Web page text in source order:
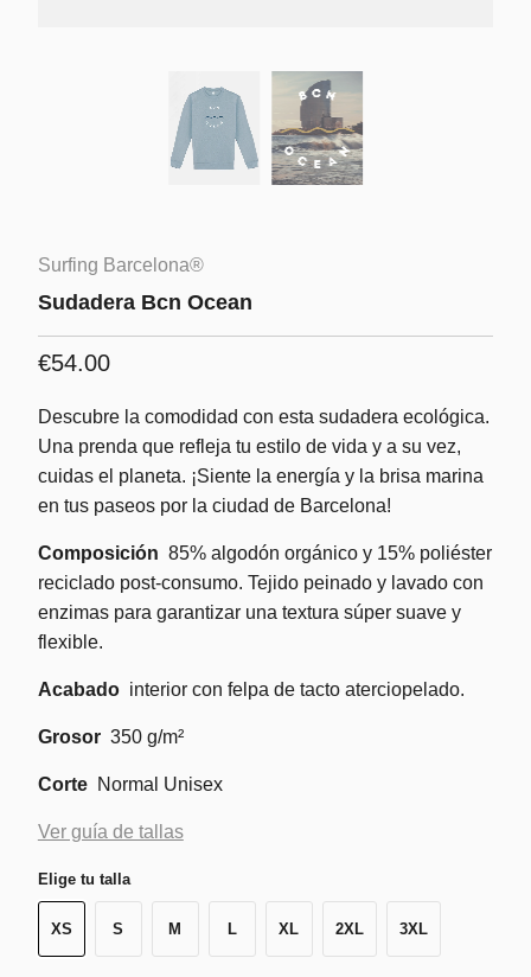
Surfing Barcelona®
Sudadera Bcn Ocean
€54.00
Descubre la comodidad con esta sudadera ecológica.
Una prenda que refleja tu estilo de vida y a su vez,
cuidas el planeta. ¡Siente la energía y la brisa marina
en tus paseos por la ciudad de Barcelona!
Composición 85% algodón orgánico y 15% poliéster
reciclado post-consumo. Tejido peinado y lavado con
enzimas para garantizar una textura súper suave y
flexible.
Acabado interior con felpa de tacto aterciopelado.
Grosor 350 g/m²
CorteNormal Unisex
Ver guía de tallas
Elige tu talla
XS S M L XL 2XL 3XL